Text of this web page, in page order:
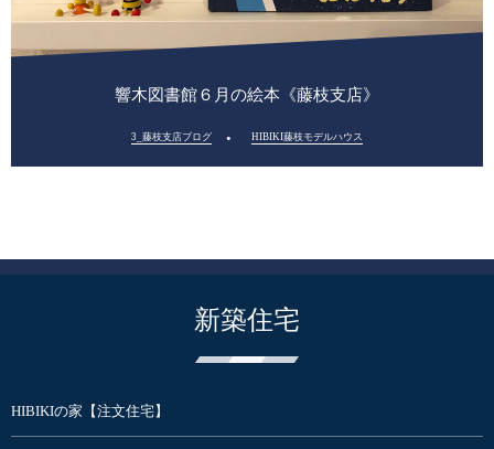
響木図書館６月の絵本《藤枝支店》
3_藤枝支店ブログ HIBIKI藤枝モデルハウス
新築住宅
HIBIKIの家【注文住宅】